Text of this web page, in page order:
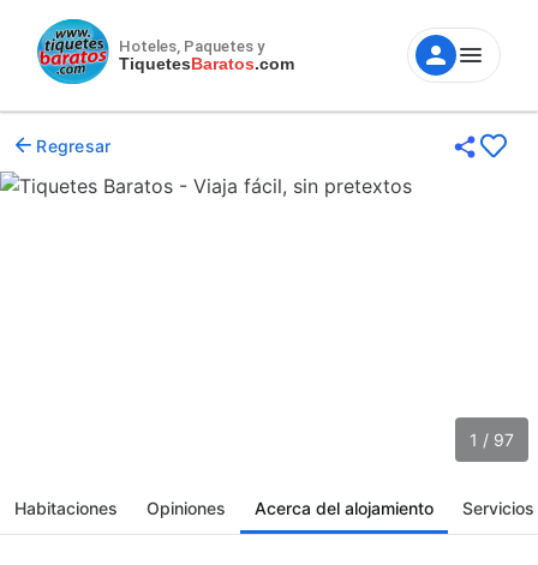
Hoteles, Paquetes y
TiquetesBaratos.com
Regresar
1 / 97
Habitaciones Opiniones Acerca del alojamiento Servicios